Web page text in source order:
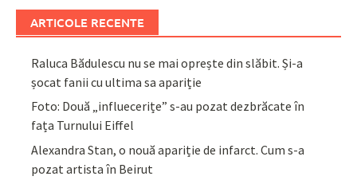
ARTICOLE RECENTE
Raluca Bădulescu nu se mai oprește din slăbit. Și-a
șocat fanii cu ultima sa apariție
Foto: Două „influecerițe” s-au pozat dezbrăcate în
fața Turnului Eiffel
Alexandra Stan, o nouă apariție de infarct. Cum s-a
pozat artista în Beirut